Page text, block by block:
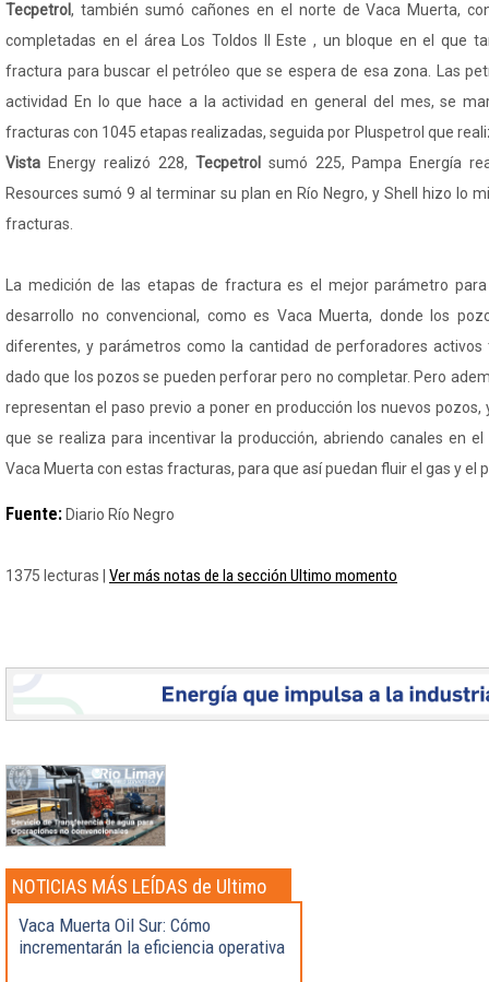
Tecpetrol, también sumó cañones en el norte de Vaca Muerta,
completadas en el área Los Toldos II Este , un bloque en el que
fractura para buscar el petróleo que se espera de esa zona. Las
actividad En lo que hace a la actividad en general del mes, se
fracturas con 1045 etapas realizadas, seguida por Pluspetrol que
Vista Energy realizó 228, Tecpetrol sumó 225, Pampa Energía
Resources sumó 9 al terminar su plan en Río Negro, y Shell hizo lo
fracturas.
La medición de las etapas de fractura es el mejor parámetro
desarrollo no convencional, como es Vaca Muerta, donde los
diferentes, y parámetros como la cantidad de perforadores
dado que los pozos se pueden perforar pero no completar. Pero
representan el paso previo a poner en producción los nuevos
que se realiza para incentivar la producción, abriendo canales en
Vaca Muerta con estas fracturas, para que así puedan fluir el gas y el
Fuente: Diario Río Negro
1375 lecturas | Ver más notas de la sección Ultimo momento
NOTICIAS MÁS LEÍDAS de Ultimo
momento
Vaca Muerta Oil Sur: Cómo
incrementarán la eficiencia operativa